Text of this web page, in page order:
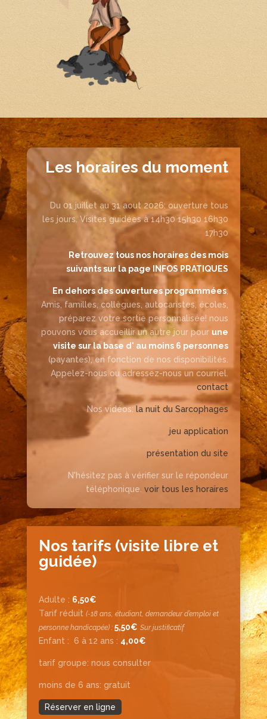
Les horaires du moment
Du 01 juillet au 31 aout 2026: ouverture tous
les jours. Visites guidées à 14h30 15h30 16h30
17h30
Retrouvez tous nos horaires des mois
suivants sur la page INFOS PRATIQUES
En dehors des ouvertures programmées,
Amis, familles, collègues, autocaristes, écoles,
préparez votre sortie personnalisée! nous
pouvons vous accueillir un autre jour pour une
visite sur la base d' au moins 6 personnes
(payantes), en fonction de nos disponibilités.
Appelez-nous ou adressez-nous un courriel.
contact
Nos vidéos: la nuit du Sarcophages
jeu application
présentation du site
N'hésitez pas à vérifier sur le répondeur
téléphonique. voir tous les horaires
Nos tarifs (visite libre et
guidée)
Adulte : 6,50€
Tarif réduit (-18 ans, étudiant, demandeur d’emploi et
personne handicapée) : 5,50€ Sur justificatif
Enfant : 6 à 12 ans : 4,00€
tarif groupe: nous consulter
moins de 6 ans: gratuit
Réserver en ligne